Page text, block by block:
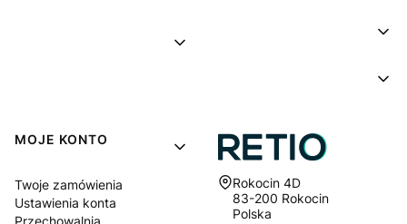
MOJE KONTO
Twoje zamówienia
Ustawienia konta
Adres:
Rokocin 4D
83-200 Rokocin
Polska